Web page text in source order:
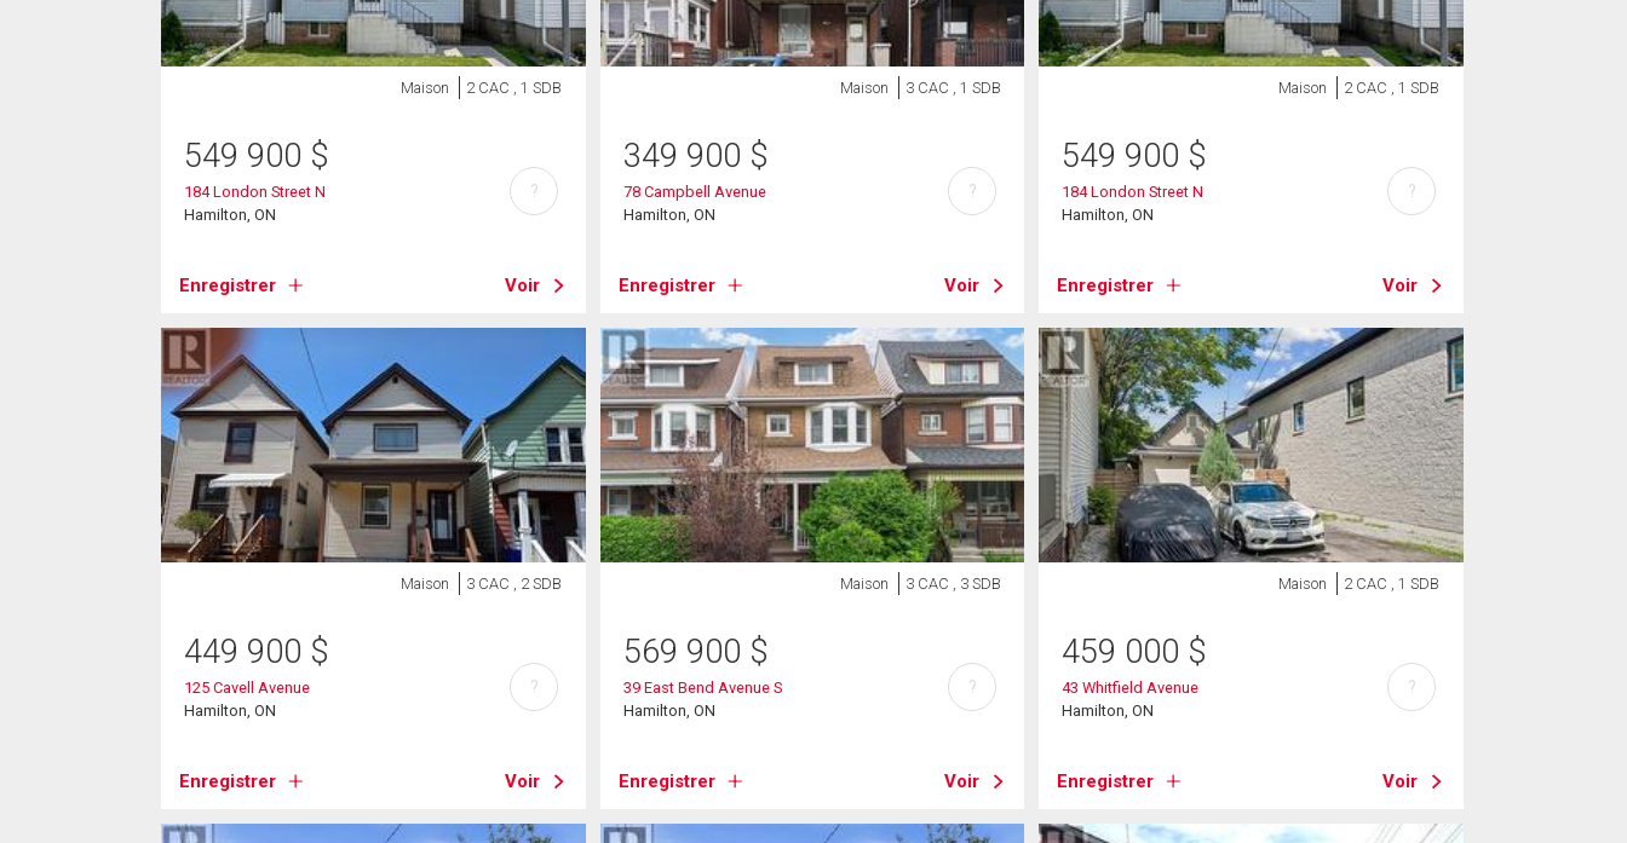
Maison 2 CAC , 1 SDB
549 900 $
184 London Street N
Hamilton, ON
Enregistrer Voir
?
Maison 3 CAC , 1 SDB
349 900 $
78 Campbell Avenue
Hamilton, ON
Enregistrer Voir
?
Maison 2 CAC , 1 SDB
549 900 $
184 London Street N
Hamilton, ON
Enregistrer Voir
?
Maison 3 CAC , 2 SDB
449 900 $
125 Cavell Avenue
Hamilton, ON
Enregistrer Voir
?
Maison 3 CAC , 3 SDB
569 900 $
39 East Bend Avenue S
Hamilton, ON
Enregistrer Voir
?
Maison 2 CAC , 1 SDB
459 000 $
43 Whitfield Avenue
Hamilton, ON
Enregistrer Voir
?